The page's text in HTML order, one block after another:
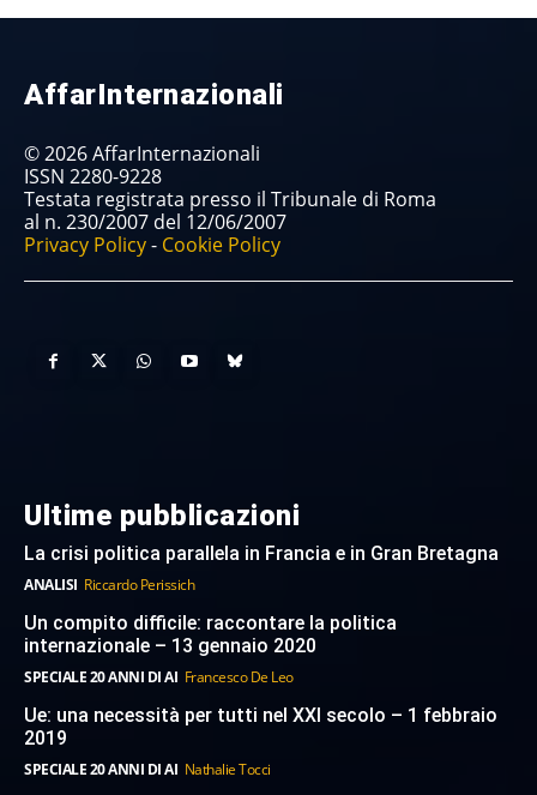
AffarInternazionali
© 2026 AffarInternazionali
ISSN 2280-9228
Testata registrata presso il Tribunale di Roma
al n. 230/2007 del 12/06/2007
Privacy Policy- Cookie Policy
Ultime pubblicazioni
La crisi politica parallela in Francia e in Gran Bretagna
ANALISI Riccardo Perissich
Un compito difficile: raccontare la politica
internazionale – 13 gennaio 2020
SPECIALE 20 ANNI DI AI Francesco De Leo
Ue: una necessità per tutti nel XXI secolo – 1 febbraio
2019
SPECIALE 20 ANNI DI AI Nathalie Tocci